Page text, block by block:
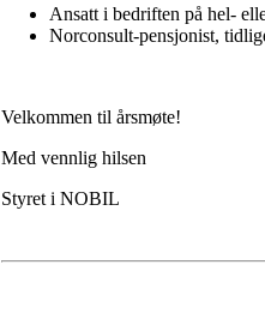
Ansatt i bedriften på hel-
Norconsult-pensjonist,
Velkommen til årsmøte!
Med vennlig hilsen
Styret i NOBIL